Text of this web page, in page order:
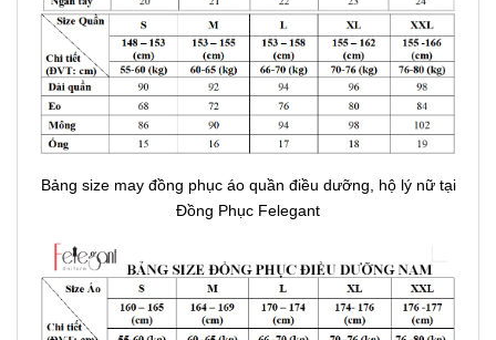
Bảng size may đồng phục áo quần điều dưỡng, hộ lý nữ tại
Đồng Phục Felegant